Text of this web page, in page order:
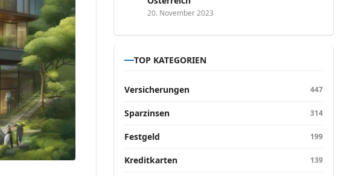
20. November 2023
TOP KATEGORIEN
Versicherungen 447
Sparzinsen 314
Festgeld 199
Kreditkarten 139